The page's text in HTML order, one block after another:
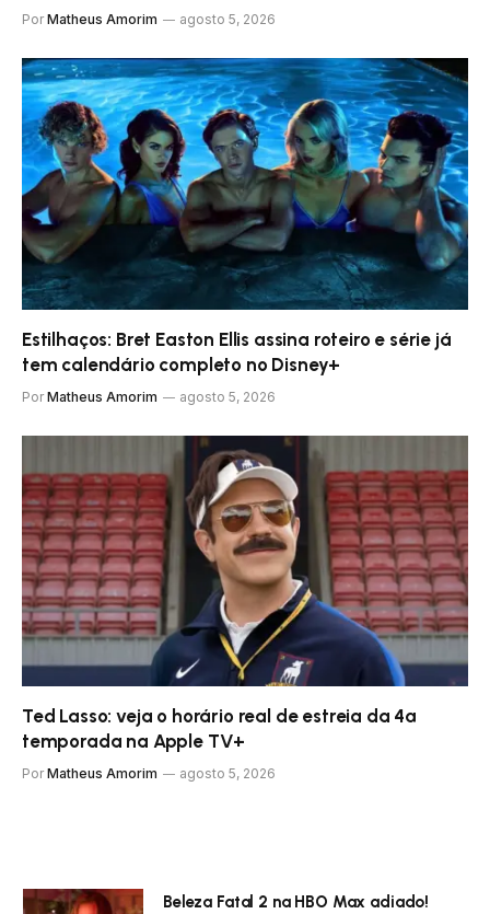
Por Matheus Amorim agosto 5, 2026
Estilhaços: Bret Easton Ellis assina roteiro e série já
tem calendário completo no Disney+
Por Matheus Amorim agosto 5, 2026
Ted Lasso: veja o horário real de estreia da 4ª
temporada na Apple TV+
Por Matheus Amorim agosto 5, 2026
Beleza Fatal 2 na HBO Max adiado!